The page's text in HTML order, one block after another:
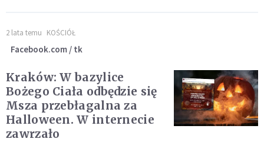
2 lata temu KOŚCIÓŁ
Facebook.com / tk
Kraków: W bazylice
Bożego Ciała odbędzie się
Msza przebłagalna za
Halloween. W internecie
zawrzało